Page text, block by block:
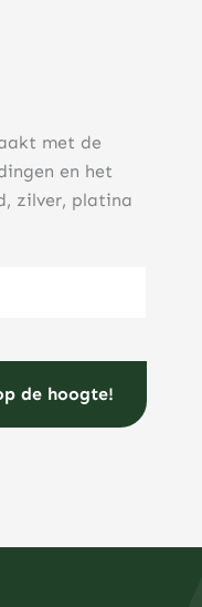
met de
en het
zilver, platina